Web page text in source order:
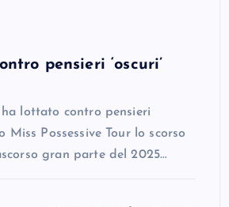
pensieri ‘oscuri’
ha lottato contro pensieri
Miss Possessive Tour lo scorso
gran parte del 2025…